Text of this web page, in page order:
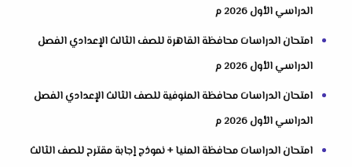
الدراسي الأول 2026 م
امتحان الدراسات محافظة القاهرة للصف الثالث الإعدادي الفصل
الدراسي الأول 2026 م
امتحان الدراسات محافظة المنوفية للصف الثالث الإعدادي الفصل
الدراسي الأول 2026 م
امتحان الدراسات محافظة المنيا + نموذج إجابة مقترح للصف الثالث